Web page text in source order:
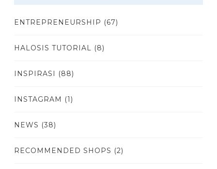
ENTREPRENEURSHIP (67)
HALOSIS TUTORIAL (8)
INSPIRASI (88)
INSTAGRAM (1)
NEWS (38)
RECOMMENDED SHOPS (2)